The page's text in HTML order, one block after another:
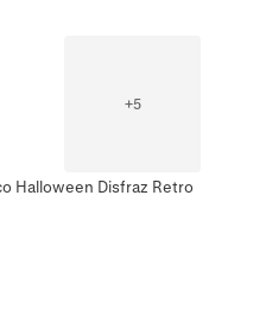
+5
Halloween Disfraz Retro